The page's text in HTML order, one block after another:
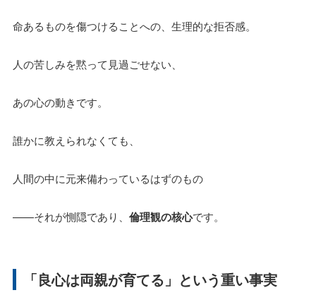
命あるものを傷つけることへの、生理的な拒否感。
人の苦しみを黙って見過ごせない、
あの心の動きです。
誰かに教えられなくても、
人間の中に元来備わっているはずのもの
——それが惻隠であり、 倫理観の核心です。
「良心は両親が育てる」という重い事実